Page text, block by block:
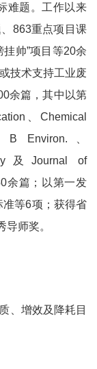
难题。工作以来
863重点项目课
帅”项目等20余
技术支持工业废
余篇，其中以第
、Chemical
B Environ.、
及Journal of
余篇；以第一发
准等6项；获得省
师奖。
、增效及降耗目